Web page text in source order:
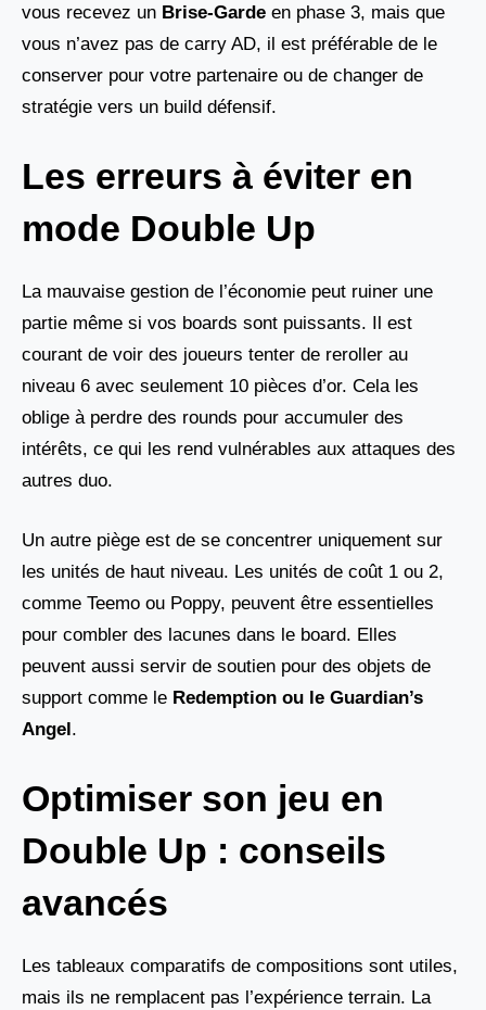
vous recevez un Brise-Garde en phase 3, mais que
vous n’avez pas de carry AD, il est préférable de le
conserver pour votre partenaire ou de changer de
stratégie vers un build défensif.
Les erreurs à éviter en
mode Double Up
La mauvaise gestion de l’économie peut ruiner une
partie même si vos boards sont puissants. Il est
courant de voir des joueurs tenter de reroller au
niveau 6 avec seulement 10 pièces d’or. Cela les
oblige à perdre des rounds pour accumuler des
intérêts, ce qui les rend vulnérables aux attaques des
autres duo.
Un autre piège est de se concentrer uniquement sur
les unités de haut niveau. Les unités de coût 1 ou 2,
comme Teemo ou Poppy, peuvent être essentielles
pour combler des lacunes dans le board. Elles
peuvent aussi servir de soutien pour des objets de
support comme le Redemption ou le Guardian’s
Angel.
Optimiser son jeu en
Double Up : conseils
avancés
Les tableaux comparatifs de compositions sont utiles,
mais ils ne remplacent pas l’expérience terrain. La